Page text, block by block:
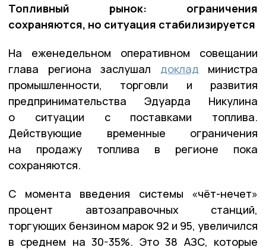
Топливный рынок: ограничения
сохраняются, но ситуация стабилизируется
На еженедельном оперативном совещании
глава региона заслушал доклад министра
промышленности, торговли и развития
предпринимательства Эдуарда Никулина
о ситуации с поставками топлива.
Действующие временные ограничения
на продажу топлива в регионе пока
сохраняются.
С момента введения системы «чёт-нечет»
процент автозаправочных станций,
торгующих бензином марок 92 и 95, увеличился
в среднем на 30-35%. Это 38 АЗС, которые